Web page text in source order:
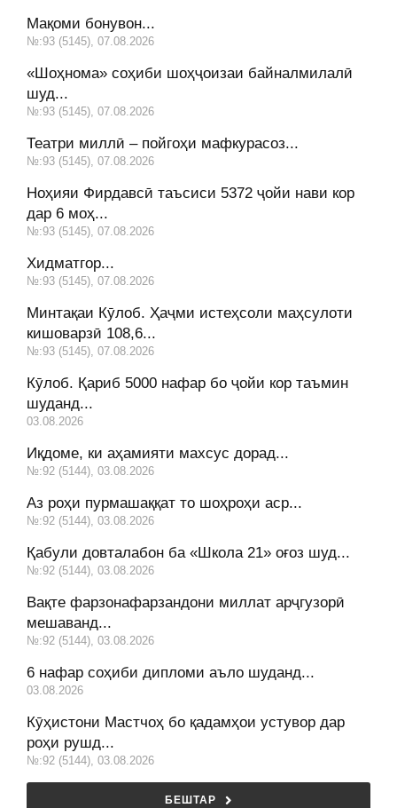
Мақоми бонувон...
№:93 (5145), 07.08.2026
«Шоҳнома» соҳиби шоҳҷоизаи байналмилалӣ
шуд...
№:93 (5145), 07.08.2026
Театри миллӣ – пойгоҳи мафкурасоз...
№:93 (5145), 07.08.2026
Ноҳияи Фирдавсӣ таъсиси 5372 ҷойи нави кор
дар 6 моҳ...
№:93 (5145), 07.08.2026
Хидматгор...
№:93 (5145), 07.08.2026
Минтақаи Кӯлоб. Ҳаҷми истеҳсоли маҳсулоти
кишоварзӣ 108,6...
№:93 (5145), 07.08.2026
Кӯлоб. Қариб 5000 нафар бо ҷойи кор таъмин
шуданд...
03.08.2026
Иқдоме, ки аҳамияти махсус дорад...
№:92 (5144), 03.08.2026
Аз роҳи пурмашаққат то шоҳроҳи аср...
№:92 (5144), 03.08.2026
Қабули довталабон ба «Школа 21» оғоз шуд...
№:92 (5144), 03.08.2026
Вақте фарзонафарзандони миллат арҷгузорӣ
мешаванд...
№:92 (5144), 03.08.2026
6 нафар соҳиби дипломи аъло шуданд...
03.08.2026
Кӯҳистони Мастчоҳ бо қадамҳои устувор дар
роҳи рушд...
№:92 (5144), 03.08.2026
БЕШТАР